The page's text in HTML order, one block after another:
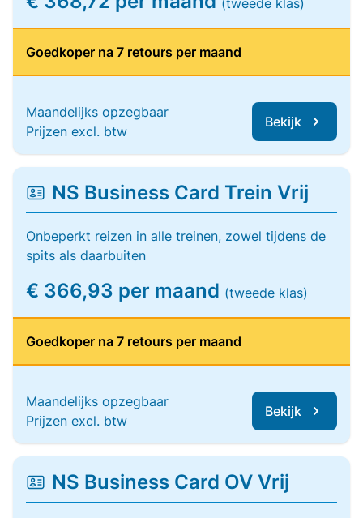
(tweede klas)
Goedkoper na 7 retours per maand
Maandelijks opzegbaar
Prijzen excl. btw
Bekijk
NS Business Card Trein Vrij
Onbeperkt reizen in alle treinen, zowel tijdens de
spits als daarbuiten
€ 366,93 per maand (tweede klas)
Goedkoper na 7 retours per maand
Maandelijks opzegbaar
Prijzen excl. btw
Bekijk
NS Business Card OV Vrij